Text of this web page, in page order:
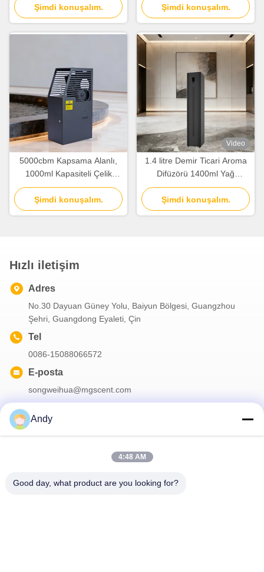
Kapsama Alanı
Şimdi konuşalım.
Şimdi konuşalım.
5000cbm Kapsama Alanlı,
1000ml Kapasiteli Çelik
Gövdeli Ticari Hava
Kokulandırma Makinesi
Şimdi konuşalım.
Video
1.4 litre Demir Ticari Aroma
Difüzörü 1400ml Yağ
Kapasitesi Kablosuz Koku
Difüzörü
Şimdi konuşalım.
Hızlı iletişim
Adres
No.30 Dayuan Güney Yolu, Baiyun Bölgesi, Guangzhou
Şehri, Guangdong Eyaleti, Çin
Tel
0086-15088066572
E-posta
songweihua@mgscent.com
Andy
4:48 AM
Good day, what product are you looking for?